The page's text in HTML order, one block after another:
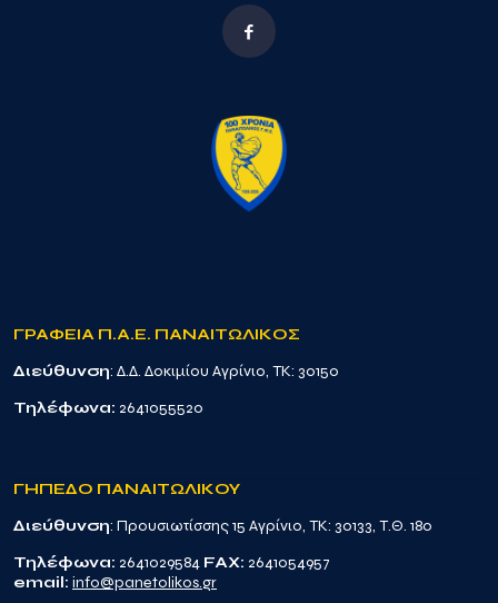
ΓΡΑΦΕΙΑ Π.Α.Ε. ΠΑΝΑΙΤΩΛΙΚΟΣ
Διεύθυνση: Δ.Δ. Δοκιμίου Αγρίνιο, TK: 30150
Τηλέφωνα: 2641055520
ΓΗΠΕΔΟ ΠΑΝΑΙΤΩΛΙΚΟΥ
Διεύθυνση: Προυσιωτίσσης 15 Αγρίνιο, TK: 30133, Τ.Θ. 180
Τηλέφωνα: 2641029584 FAX: 2641054957
email: info@panetolikos.gr